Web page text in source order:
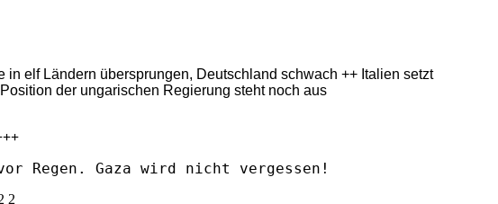
elf Ländern übersprungen, Deutschland schwach ++ Italien setzt
der ungarischen Regierung steht noch aus
Regen. Gaza wird nicht vergessen!